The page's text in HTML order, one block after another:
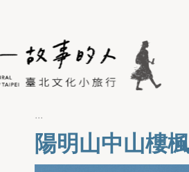
:::
陽明山中山樓